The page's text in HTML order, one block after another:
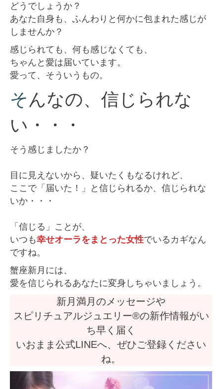
どうでしょうか？
あなた自身も、ふんわりと何かに包まれた感じが
しませんか？
感じられても、何も感じなくても、
ちゃんと愛は届いています。
愛って、そういうもの。
そんなの、信じられな
い・・・
そう感じましたか？
目に見えないから、疑いたくもなるけれど、
ここで「届いた！」と信じられるか、信じられな
いか・・・
「信じる」ことが、
いつも幸せオーラをまとった女性でいるカギなん
ですね。
蟹座新月には、
愛を信じられるあなたに変身しちゃいましょう。
新月満月のメッセージや
スピリチュアルジュエリー®の新作情報がい
ち早く届く
いおまま公式LINEへ、ぜひご登録ください
ね。